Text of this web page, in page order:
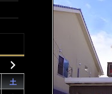
土